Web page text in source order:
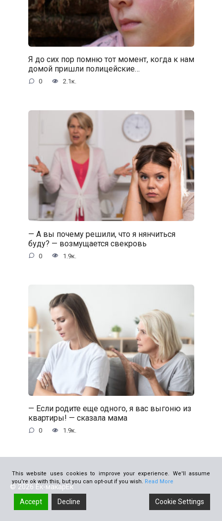
Я до сих пор помню тот момент, когда к нам
домой пришли полицейские…
0 2.1к.
— А вы почему решили, что я нянчиться
буду? — возмущается свекровь
0 1.9к.
— Если родите еще одного, я вас выгоню из
квартиры! — сказала мама
0 1.9к.
© 2026 Ёк-макарЁк
This website uses cookies to improve your experience. We'll assume
you're ok with this, but you can opt-out if you wish. Read More
Accept Decline Cookie Settings